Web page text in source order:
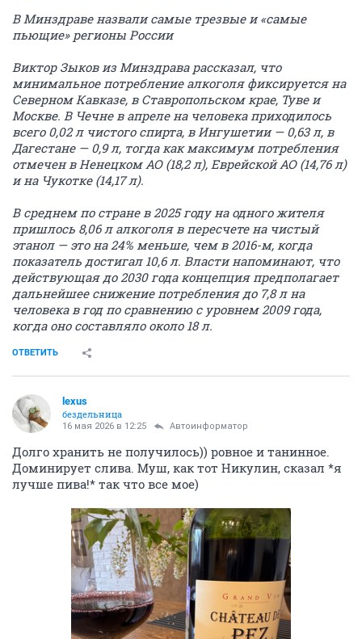
В Минздраве назвали самые трезвые и «самые
пьющие» регионы России
Виктор Зыков из Минздрава рассказал, что
минимальное потребление алкоголя фиксируется на
Северном Кавказе, в Ставропольском крае, Туве и
Москве. В Чечне в апреле на человека приходилось
всего 0,02 л чистого спирта, в Ингушетии — 0,63 л, в
Дагестане — 0,9 л, тогда как максимум потребления
отмечен в Ненецком АО (18,2 л), Еврейской АО (14,76 л)
и на Чукотке (14,17 л).
В среднем по стране в 2025 году на одного жителя
пришлось 8,06 л алкоголя в пересчете на чистый
этанол — это на 24% меньше, чем в 2016-м, когда
показатель достигал 10,6 л. Власти напоминают, что
действующая до 2030 года концепция предполагает
дальнейшее снижение потребления до 7,8 л на
человека в год по сравнению с уровнем 2009 года,
когда оно составляло около 18 л.
ОТВЕТИТЬ
lexus
бездельница
16 мая 2026 в 12:25 Автоинформатор
Долго хранить не получилось)) ровное и танинное.
Доминирует слива. Муш, как тот Никулин, сказал *я
лучше пива!* так что все мое)